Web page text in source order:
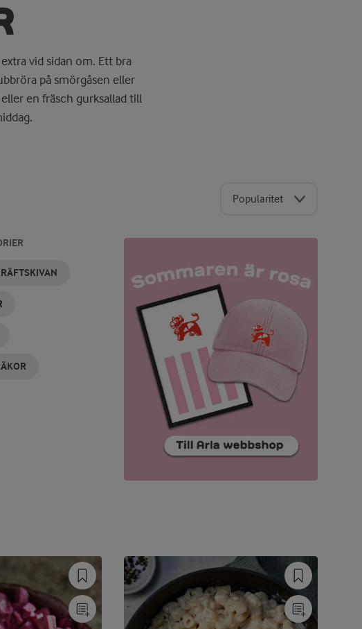
vid sidan om. Ett bra
på smörgåsen eller
en fräsch gurksallad till
Popularitet